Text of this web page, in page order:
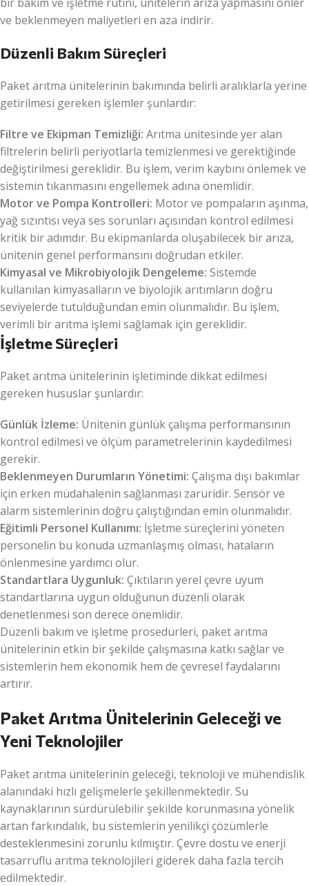
ve beklenmeyen maliyetleri en aza indirir.
Düzenli Bakım Süreçleri
Paket arıtma ünitelerinin bakımında belirli aralıklarla yerine
getirilmesi gereken işlemler şunlardır:
Filtre ve Ekipman Temizliği: Arıtma ünitesinde yer alan
filtrelerin belirli periyotlarla temizlenmesi ve gerektiğinde
değiştirilmesi gereklidir. Bu işlem, verim kaybını önlemek ve
sistemin tıkanmasını engellemek adına önemlidir.
Motor ve Pompa Kontrolleri: Motor ve pompaların aşınma,
yağ sızıntısı veya ses sorunları açısından kontrol edilmesi
kritik bir adımdır. Bu ekipmanlarda oluşabilecek bir arıza,
ünitenin genel performansını doğrudan etkiler.
Kimyasal ve Mikrobiyolojik Dengeleme: Sistemde
kullanılan kimyasalların ve biyolojik arıtımların doğru
seviyelerde tutulduğundan emin olunmalıdır. Bu işlem,
verimli bir arıtma işlemi sağlamak için gereklidir.
İşletme Süreçleri
Paket arıtma ünitelerinin işletiminde dikkat edilmesi
gereken hususlar şunlardır:
Günlük İzleme: Ünitenin günlük çalışma performansının
kontrol edilmesi ve ölçüm parametrelerinin kaydedilmesi
gerekir.
Beklenmeyen Durumların Yönetimi: Çalışma dışı bakımlar
için erken müdahalenin sağlanması zaruridir. Sensör ve
alarm sistemlerinin doğru çalıştığından emin olunmalıdır.
Eğitimli Personel Kullanımı: İşletme süreçlerini yöneten
personelin bu konuda uzmanlaşmış olması, hataların
önlenmesine yardımcı olur.
Standartlara Uygunluk: Çıktıların yerel çevre uyum
standartlarına uygun olduğunun düzenli olarak
denetlenmesi son derece önemlidir.
Düzenli bakım ve işletme prosedürleri, paket arıtma
ünitelerinin etkin bir şekilde çalışmasına katkı sağlar ve
sistemlerin hem ekonomik hem de çevresel faydalarını
artırır.
Paket Arıtma Ünitelerinin Geleceği ve
Yeni Teknolojiler
Paket arıtma ünitelerinin geleceği, teknoloji ve mühendislik
alanındaki hızlı gelişmelerle şekillenmektedir. Su
kaynaklarının sürdürülebilir şekilde korunmasına yönelik
artan farkındalık, bu sistemlerin yenilikçi çözümlerle
desteklenmesini zorunlu kılmıştır. Çevre dostu ve enerji
tasarruflu arıtma teknolojileri giderek daha fazla tercih
edilmektedir.